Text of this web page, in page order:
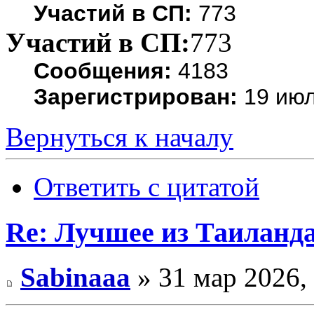
Участий в СП: 773
Участий в СП:773
Сообщения: 4183
Зарегистрирован: 19
Вернуться к началу
Ответить с цитатой
Re: Лучшее из
Sabinaaa » 31 мар